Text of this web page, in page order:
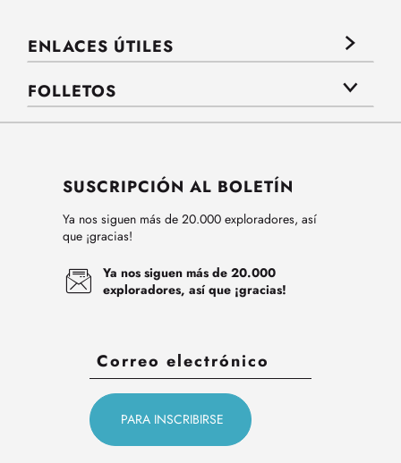
ENLACES ÚTILES
FOLLETOS
SUSCRIPCIÓN AL BOLETÍN
Ya nos siguen más de 20.000 exploradores, así
que ¡gracias!
Ya nos siguen más de 20.000
exploradores, así que ¡gracias!